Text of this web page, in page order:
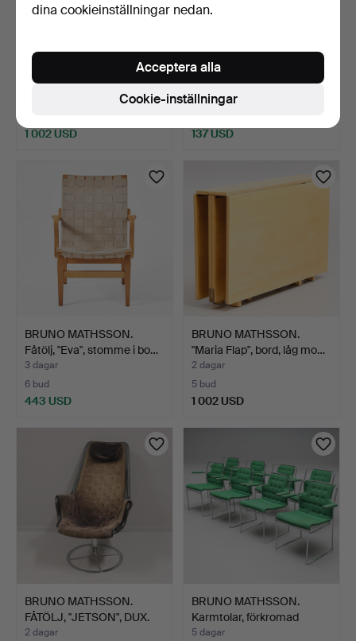
BRUNO MATHSSON. Fåtölj
"Jetson", för Dux.
1 002 USD
BRUNO MATHSSON.
Skrivbordsstol, stål/texti…
9 tim 2 min
137 USD
BRUNO MATHSSON.
Fåtölj, "Eva", stomme i bo…
3 dagar
6 bud
443 USD
BRUNO MATHSSON.
"Maria Flap", bord, låg mo…
2 dagar
5 bud
1 002 USD
BRUNO MATHSSON.
FÅTÖLJ, "JETSON", DUX.
2 dagar
BRUNO MATHSSON.
Karmtolar, förkromad
benst…
5 dagar
dina cookieinställningar nedan.
Cookie-inställningar
Acceptera alla